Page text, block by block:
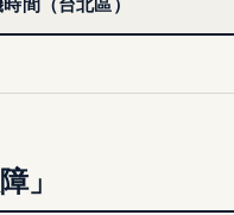
間（台北區）
」